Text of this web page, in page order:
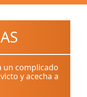
un complicado
y acecha a